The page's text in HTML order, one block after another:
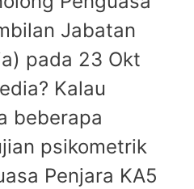
Jabatan
pada 23 Okt
Kalau
beberapa
psikometrik
Penjara KA5